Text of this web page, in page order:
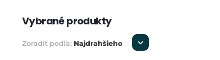
Vybrané produkty
Zoradiť podľa: Najdrahšieho